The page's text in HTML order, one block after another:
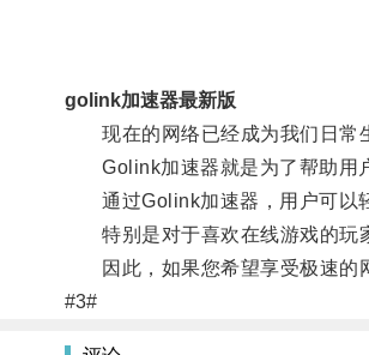
golink加速器最新版
现在的网络已经成为我们日常生
Golink加速器就是为了帮助用户
通过Golink加速器，用户可以轻
特别是对于喜欢在线游戏的玩家
因此，如果您希望享受极速的网
#3#